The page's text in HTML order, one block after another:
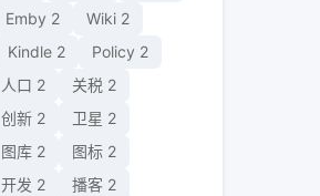
Emby 2 Wiki 2
Kindle 2 Policy 2
人口 2 关税 2
创新 2 卫星 2
图库 2 图标 2
开发 2 播客 2